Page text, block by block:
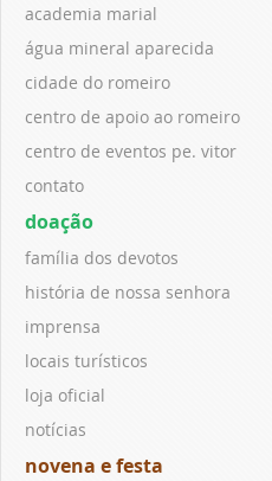
academia marial
água mineral aparecida
cidade do romeiro
centro de apoio ao romeiro
centro de eventos pe. vitor
contato
doação
família dos devotos
história de nossa senhora
imprensa
locais turísticos
loja oficial
notícias
novena e festa